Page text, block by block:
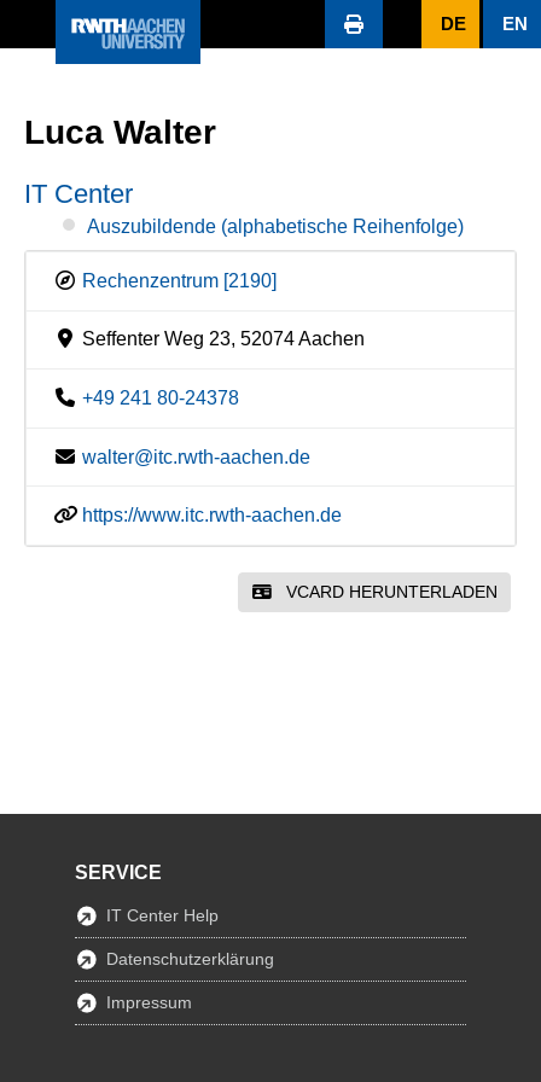
DE EN
Luca Walter
IT Center
Auszubildende (alphabetische Reihenfolge)
Rechenzentrum [2190]
Seffenter Weg 23, 52074 Aachen
+49 241 80-24378
walter@itc.rwth-aachen.de
https://www.itc.rwth-aachen.de
VCARD HERUNTERLADEN
SERVICE
IT Center Help
Datenschutzerklärung
Impressum